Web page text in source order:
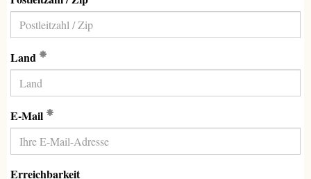
Land
E-Mail
Erreichbarkeit